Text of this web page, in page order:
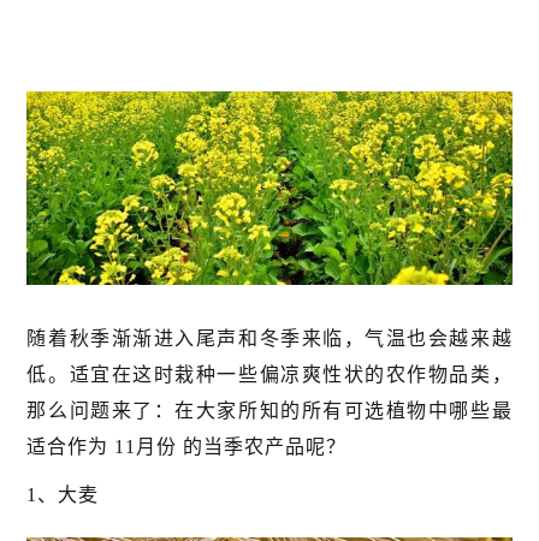
随着秋季渐渐进入尾声和冬季来临，气温也会越来越
低。适宜在这时栽种一些偏凉爽性状的农作物品类，
那么问题来了：在大家所知的所有可选植物中哪些最
适合作为 11月份 的当季农产品呢？
1、大麦